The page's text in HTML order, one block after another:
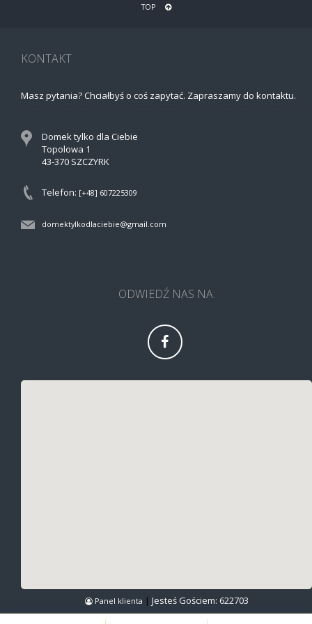
TOP
KONTAKT
Masz pytania? Chciałbyś o coś zapytać. Zapraszamy do kontaktu.
Domek tylko dla Ciebie
Topolowa 1
43-370 SZCZYRK
Telefon: [+48] 607225309
domektylkodlaciebie@gmail.com
ODWIEDŹ NAS NA:
Panel klienta | Jesteś Gościem: 622703